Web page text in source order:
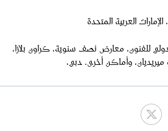
للفنون، معارض نصف سنوية، كراون بلازا،
ميريديان، وأماكن أخرى. دبي،